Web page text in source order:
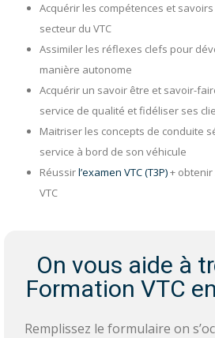
Acquérir les compétences et
secteur du VTC
Assimiler les réflexes clefs pour
manière autonome
Acquérir un savoir être et savoir-
service de qualité et fidéliser ses
Maitriser les concepts de conduite
service à bord de son véhicule
Réussirl’examen VTC (T3P)+ obtenir
VTC
On vous aide à
Formation VTC
Remplissez le formulaire on